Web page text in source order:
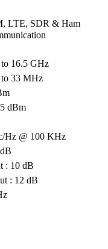
LTE, SDR & Ham
16.5 GHz
33 MHz
dBm
Hz @ 100 KHz
: 10 dB
: 12 dB